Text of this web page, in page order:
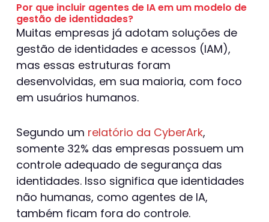
Por que incluir agentes de IA em um modelo de
gestão de identidades?
Muitas empresas já adotam soluções de
gestão de identidades e acessos (IAM),
mas essas estruturas foram
desenvolvidas, em sua maioria, com foco
em usuários humanos.
Segundo um relatório da CyberArk,
somente 32% das empresas possuem um
controle adequado de segurança das
identidades. Isso significa que identidades
não humanas, como agentes de IA,
também ficam fora do controle.